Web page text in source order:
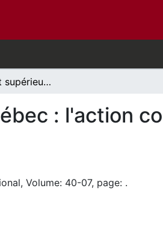
L'enseignement supérieur féminin au Québec : l'action concertée des femmes.
: l'action
Volume: 40-07, page: .